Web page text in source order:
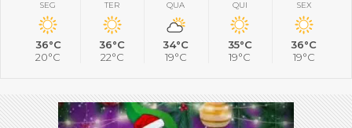
SEG
36°C
20°C
TER
36°C
22°C
QUA
34°C
19°C
QUI
35°C
19°C
SEX
36°C
19°C